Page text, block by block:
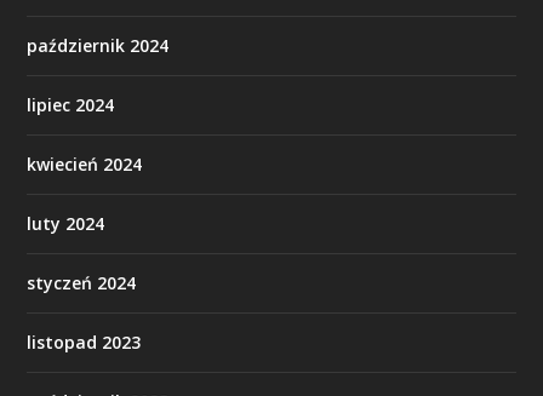
październik 2024
lipiec 2024
kwiecień 2024
luty 2024
styczeń 2024
listopad 2023